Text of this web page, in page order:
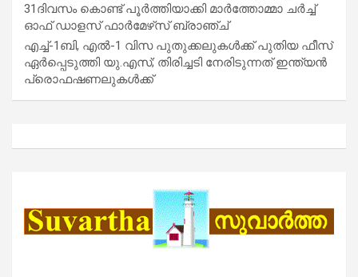
31ദിവസം കൊണ്ട് പൂർത്തിയാക്കി മാർത്തോമ്മാ ചർച്ച്
ഓഫ് ഡാളസ് ഫാർമേഴ്‌സ് ബ്രാഞ്ച്
എച്ച്-1ബി, എൽ-1 വിസ പുതുക്കലുകൾക്ക് പുതിയ ഫീസ്
ഏർപ്പെടുത്തി യു.എസ്; തിരിച്ചടി നേരിടുന്നത് ഇന്ത്യൻ
പ്രൊഫഷണലുകൾക്ക്